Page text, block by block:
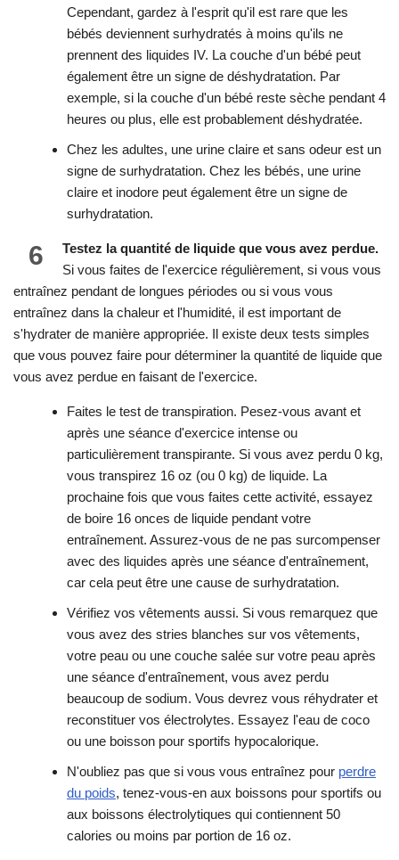
Cependant, gardez à l'esprit qu'il est rare que les
bébés deviennent surhydratés à moins qu'ils ne
prennent des liquides IV. La couche d'un bébé peut
également être un signe de déshydratation. Par
exemple, si la couche d'un bébé reste sèche pendant 4
heures ou plus, elle est probablement déshydratée.
Chez les adultes, une urine claire et sans odeur est un
signe de surhydratation. Chez les bébés, une urine
claire et inodore peut également être un signe de
surhydratation.
6
Testez la quantité de liquide que vous avez perdue.
Si vous faites de l'exercice régulièrement, si vous vous
entraînez pendant de longues périodes ou si vous vous
entraînez dans la chaleur et l'humidité, il est important de
s'hydrater de manière appropriée. Il existe deux tests simples
que vous pouvez faire pour déterminer la quantité de liquide que
vous avez perdue en faisant de l'exercice.
Faites le test de transpiration. Pesez-vous avant et
après une séance d'exercice intense ou
particulièrement transpirante. Si vous avez perdu 0 kg,
vous transpirez 16 oz (ou 0 kg) de liquide. La
prochaine fois que vous faites cette activité, essayez
de boire 16 onces de liquide pendant votre
entraînement. Assurez-vous de ne pas surcompenser
avec des liquides après une séance d'entraînement,
car cela peut être une cause de surhydratation.
Vérifiez vos vêtements aussi. Si vous remarquez que
vous avez des stries blanches sur vos vêtements,
votre peau ou une couche salée sur votre peau après
une séance d'entraînement, vous avez perdu
beaucoup de sodium. Vous devrez vous réhydrater et
reconstituer vos électrolytes. Essayez l'eau de coco
ou une boisson pour sportifs hypocalorique.
N'oubliez pas que si vous vous entraînez pour perdre
du poids, tenez-vous-en aux boissons pour sportifs ou
aux boissons électrolytiques qui contiennent 50
calories ou moins par portion de 16 oz.